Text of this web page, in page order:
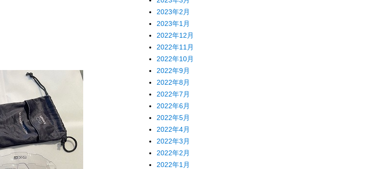
2023年2月
2023年1月
2022年12月
2022年11月
2022年10月
2022年9月
2022年8月
2022年7月
2022年6月
2022年5月
2022年4月
2022年3月
2022年2月
2022年1月